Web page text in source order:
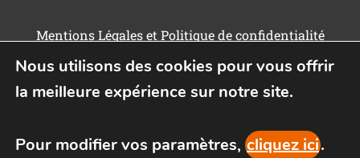
Mentions Légales et Politique de confidentialité
Conditions générales d'utilisation
Nous utilisons des cookies pour vous offrir
la meilleure expérience sur notre site.
Pour modifier vos paramètres, cliquez ici.